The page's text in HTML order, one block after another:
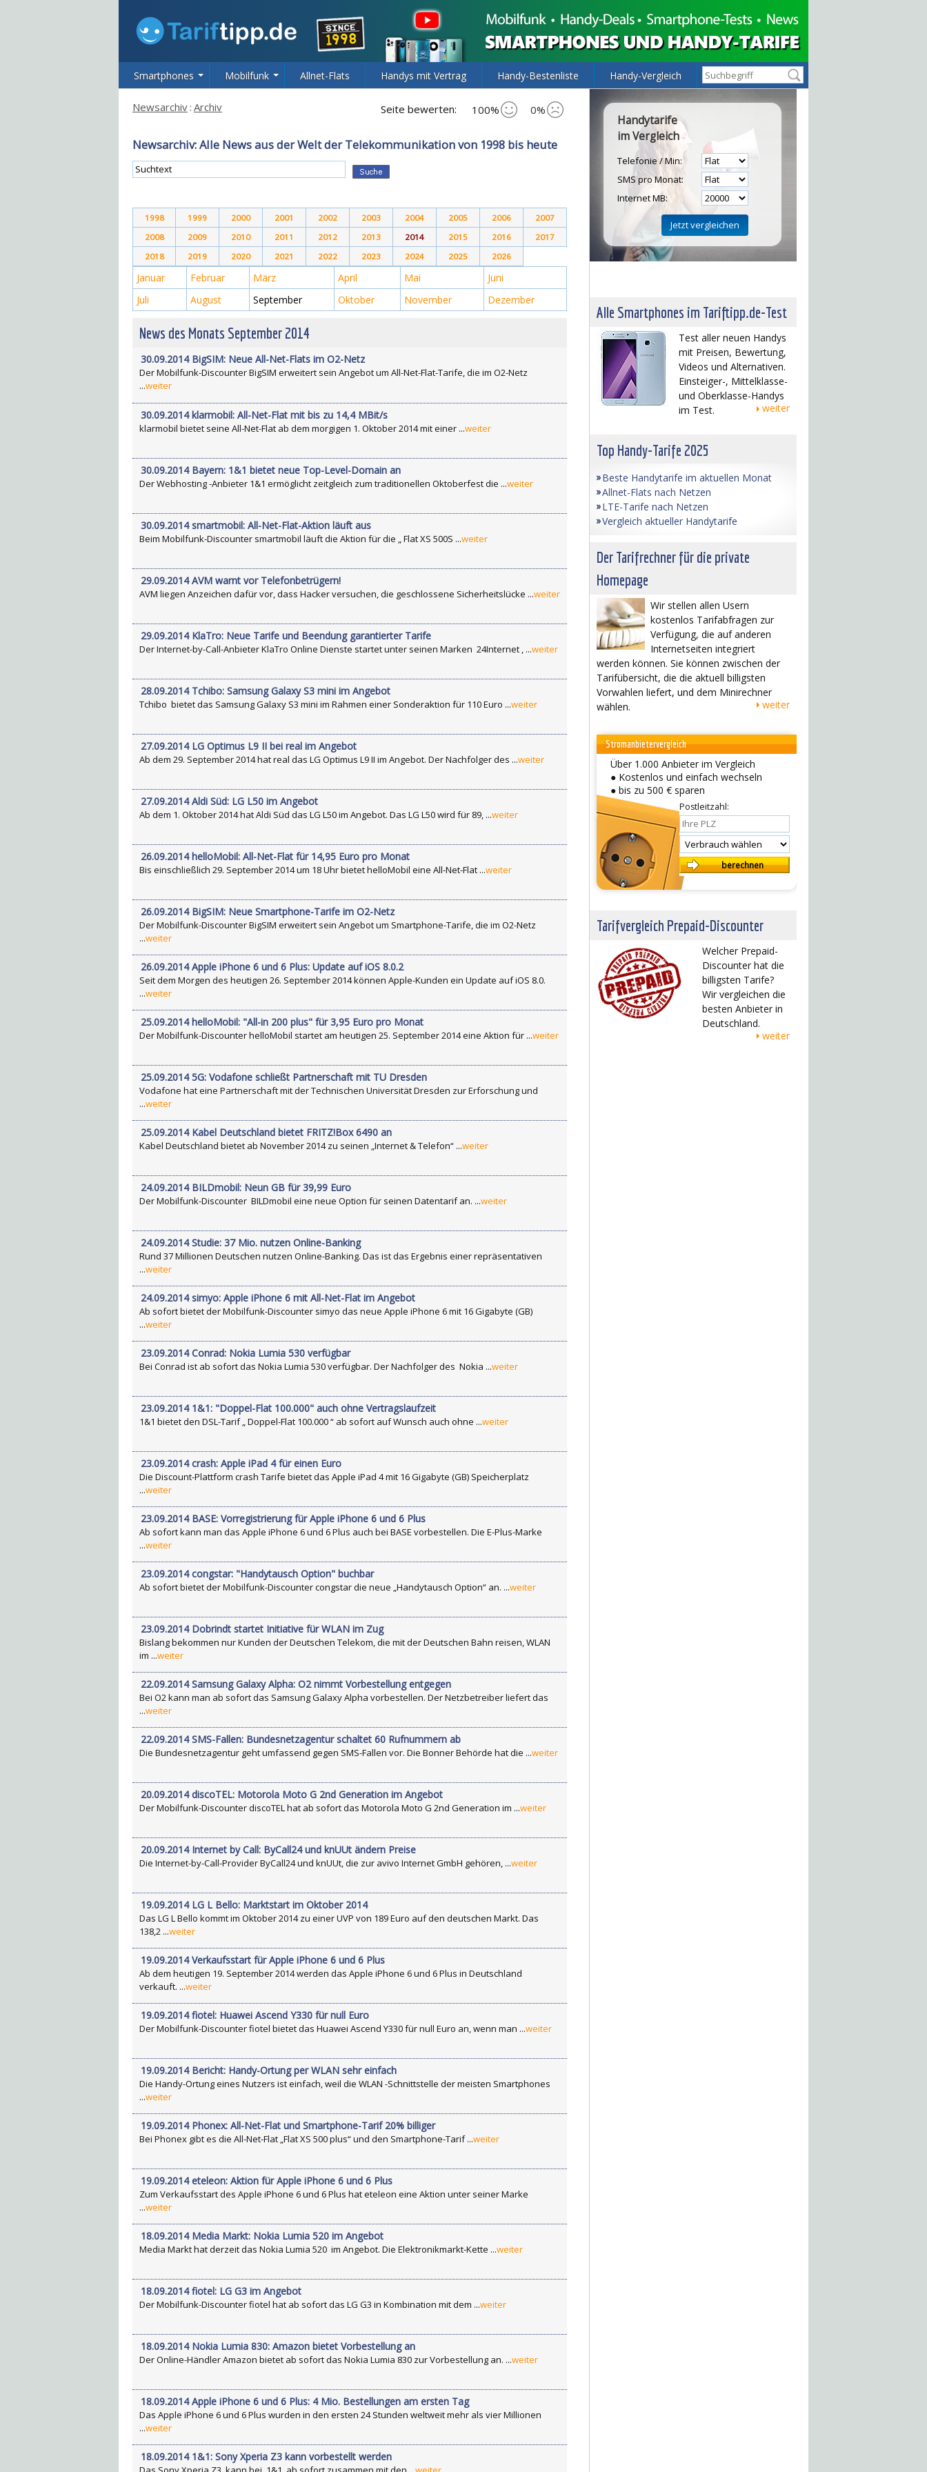
Smartphones Mobilfunk Allnet-Flats Handys mit Vertrag Handy-Bestenliste Handy-Vergleich
Seite bewerten: 100% 0%
Newsarchiv : Archiv
Newsarchiv: Alle News aus der Welt der Telekommunikation von 1998 bis heute
1998 1999 2000 2001 2002 2003 2004 2005 2006
2007
2008
2009 2010 2011 2012 2013 2014 2015 2016
2017
2018
2019 2020 2021 2022 2023 2024 2025 2026
Januar Februar März April Mai
Juni
Juli
August September Oktober November Dezember
News des Monats September 2014
30.09.2014 BigSIM: Neue All-Net-Flats im O2-Netz
Der Mobilfunk-Discounter BigSIM erweitert sein Angebot um All-Net-Flat-Tarife, die im O2-Netz
...weiter
30.09.2014 klarmobil: All-Net-Flat mit bis zu 14,4 MBit/s
klarmobil bietet seine All-Net-Flat ab dem morgigen 1. Oktober 2014 mit einer ...weiter
30.09.2014 Bayern: 1&1 bietet neue Top-Level-Domain an
Der Webhosting -Anbieter 1&1 ermöglicht zeitgleich zum traditionellen Oktoberfest die ...weiter
30.09.2014 smartmobil: All-Net-Flat-Aktion läuft aus
Beim Mobilfunk-Discounter smartmobil läuft die Aktion für die „ Flat XS 500S ...weiter
29.09.2014 AVM warnt vor Telefonbetrügern!
AVM liegen Anzeichen dafür vor, dass Hacker versuchen, die geschlossene Sicherheitslücke ...weiter
29.09.2014 KlaTro: Neue Tarife und Beendung garantierter Tarife
Der Internet-by-Call-Anbieter KlaTro Online Dienste startet unter seinen Marken 24Internet , ...weiter
28.09.2014 Tchibo: Samsung Galaxy S3 mini im Angebot
Tchibo bietet das Samsung Galaxy S3 mini im Rahmen einer Sonderaktion für 110 Euro ...weiter
27.09.2014 LG Optimus L9 II bei real im Angebot
Ab dem 29. September 2014 hat real das LG Optimus L9 II im Angebot. Der Nachfolger des ...weiter
27.09.2014 Aldi Süd: LG L50 im Angebot
Ab dem 1. Oktober 2014 hat Aldi Süd das LG L50 im Angebot. Das LG L50 wird für 89, ...weiter
26.09.2014 helloMobil: All-Net-Flat für 14,95 Euro pro Monat
Bis einschließlich 29. September 2014 um 18 Uhr bietet helloMobil eine All-Net-Flat ...weiter
26.09.2014 BigSIM: Neue Smartphone-Tarife im O2-Netz
Der Mobilfunk-Discounter BigSIM erweitert sein Angebot um Smartphone-Tarife, die im O2-Netz
...weiter
26.09.2014 Apple iPhone 6 und 6 Plus: Update auf iOS 8.0.2
Seit dem Morgen des heutigen 26. September 2014 können Apple-Kunden ein Update auf iOS 8.0.
...weiter
25.09.2014 helloMobil: "All-in 200 plus" für 3,95 Euro pro Monat
Der Mobilfunk-Discounter helloMobil startet am heutigen 25. September 2014 eine Aktion für ...weiter
25.09.2014 5G: Vodafone schließt Partnerschaft mit TU Dresden
Vodafone hat eine Partnerschaft mit der Technischen Universität Dresden zur Erforschung und
...weiter
25.09.2014 Kabel Deutschland bietet FRITZ!Box 6490 an
Kabel Deutschland bietet ab November 2014 zu seinen „Internet & Telefon“ ...weiter
24.09.2014 BILDmobil: Neun GB für 39,99 Euro
Der Mobilfunk-Discounter BILDmobil eine neue Option für seinen Datentarif an. ...weiter
24.09.2014 Studie: 37 Mio. nutzen Online-Banking
Rund 37 Millionen Deutschen nutzen Online-Banking. Das ist das Ergebnis einer repräsentativen
...weiter
24.09.2014 simyo: Apple iPhone 6 mit All-Net-Flat im Angebot
Ab sofort bietet der Mobilfunk-Discounter simyo das neue Apple iPhone 6 mit 16 Gigabyte (GB)
...weiter
23.09.2014 Conrad: Nokia Lumia 530 verfügbar
Bei Conrad ist ab sofort das Nokia Lumia 530 verfügbar. Der Nachfolger des Nokia ...weiter
23.09.2014 1&1: "Doppel-Flat 100.000" auch ohne Vertragslaufzeit
1&1 bietet den DSL-Tarif „ Doppel-Flat 100.000 “ ab sofort auf Wunsch auch ohne ...weiter
23.09.2014 crash: Apple iPad 4 für einen Euro
Die Discount-Plattform crash Tarife bietet das Apple iPad 4 mit 16 Gigabyte (GB) Speicherplatz
...weiter
23.09.2014 BASE: Vorregistrierung für Apple iPhone 6 und 6 Plus
Ab sofort kann man das Apple iPhone 6 und 6 Plus auch bei BASE vorbestellen. Die E-Plus-Marke
...weiter
23.09.2014 congstar: "Handytausch Option" buchbar
Ab sofort bietet der Mobilfunk-Discounter congstar die neue „Handytausch Option“ an. ...weiter
23.09.2014 Dobrindt startet Initiative für WLAN im Zug
Bislang bekommen nur Kunden der Deutschen Telekom, die mit der Deutschen Bahn reisen, WLAN
im ...weiter
22.09.2014 Samsung Galaxy Alpha: O2 nimmt Vorbestellung entgegen
Bei O2 kann man ab sofort das Samsung Galaxy Alpha vorbestellen. Der Netzbetreiber liefert das
...weiter
22.09.2014 SMS-Fallen: Bundesnetzagentur schaltet 60 Rufnummern ab
Die Bundesnetzagentur geht umfassend gegen SMS-Fallen vor. Die Bonner Behörde hat die ...weiter
20.09.2014 discoTEL: Motorola Moto G 2nd Generation im Angebot
Der Mobilfunk-Discounter discoTEL hat ab sofort das Motorola Moto G 2nd Generation im ...weiter
20.09.2014 Internet by Call: ByCall24 und knUUt ändern Preise
Die Internet-by-Call-Provider ByCall24 und knUUt, die zur avivo Internet GmbH gehören, ...weiter
19.09.2014 LG L Bello: Marktstart im Oktober 2014
Das LG L Bello kommt im Oktober 2014 zu einer UVP von 189 Euro auf den deutschen Markt. Das
138,2 ...weiter
19.09.2014 Verkaufsstart für Apple iPhone 6 und 6 Plus
Ab dem heutigen 19. September 2014 werden das Apple iPhone 6 und 6 Plus in Deutschland
verkauft. ...weiter
19.09.2014 fiotel: Huawei Ascend Y330 für null Euro
Der Mobilfunk-Discounter fiotel bietet das Huawei Ascend Y330 für null Euro an, wenn man ...weiter
19.09.2014 Bericht: Handy-Ortung per WLAN sehr einfach
Die Handy-Ortung eines Nutzers ist einfach, weil die WLAN -Schnittstelle der meisten Smartphones
...weiter
19.09.2014 Phonex: All-Net-Flat und Smartphone-Tarif 20% billiger
Bei Phonex gibt es die All-Net-Flat „Flat XS 500 plus“ und den Smartphone-Tarif ...weiter
19.09.2014 eteleon: Aktion für Apple iPhone 6 und 6 Plus
Zum Verkaufsstart des Apple iPhone 6 und 6 Plus hat eteleon eine Aktion unter seiner Marke
...weiter
18.09.2014 Media Markt: Nokia Lumia 520 im Angebot
Media Markt hat derzeit das Nokia Lumia 520 im Angebot. Die Elektronikmarkt-Kette ...weiter
18.09.2014 fiotel: LG G3 im Angebot
Der Mobilfunk-Discounter fiotel hat ab sofort das LG G3 in Kombination mit dem ...weiter
18.09.2014 Nokia Lumia 830: Amazon bietet Vorbestellung an
Der Online-Händler Amazon bietet ab sofort das Nokia Lumia 830 zur Vorbestellung an. ...weiter
18.09.2014 Apple iPhone 6 und 6 Plus: 4 Mio. Bestellungen am ersten Tag
Das Apple iPhone 6 und 6 Plus wurden in den ersten 24 Stunden weltweit mehr als vier Millionen
...weiter
18.09.2014 1&1: Sony Xperia Z3 kann vorbestellt werden
Handytarife
im Vergleich
Telefonie / Min:
SMS pro Monat:
Internet MB:
Alle Smartphones im Tariftipp.de-Test
Test aller neuen Handys
mit Preisen, Bewertung,
Videos und Alternativen.
Einsteiger-, Mittelklasse-
und Oberklasse-Handys
im Test.
weiter
Top Handy-Tarife 2025
Beste Handytarife im aktuellen Monat
Allnet-Flats nach Netzen
LTE-Tarife nach Netzen
Vergleich aktueller Handytarife
Der Tarifrechner für die private
Homepage
Wir stellen allen Usern
kostenlos Tarifabfragen zur
Verfügung, die auf anderen
Internetseiten integriert
werden können. Sie können zwischen der
Tarifübersicht, die die aktuell billigsten
Vorwahlen liefert, und dem Minirechner
wählen.
weiter
Stromanbietervergleich
Über 1.000 Anbieter im Vergleich
● Kostenlos und einfach wechseln
● bis zu 500 € sparen
Postleitzahl:
Tarifvergleich Prepaid-Discounter
Welcher Prepaid-
Discounter hat die
billigsten Tarife?
Wir vergleichen die
besten Anbieter in
Deutschland.
weiter